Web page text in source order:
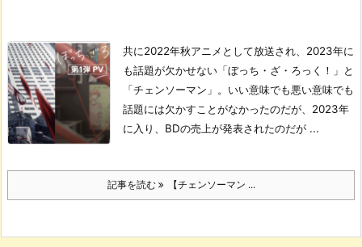
共に2022年秋アニメとして放送され、2023年に
も話題が欠かせない「ぼっち・ざ・ろっく！」と
「チェンソーマン」。 いい意味でも悪い意味でも
話題には欠かすことがなかったのだが、2023年
に入り、BDの売上が発表されたのだが ...
記事を読む 【チェンソーマン ...